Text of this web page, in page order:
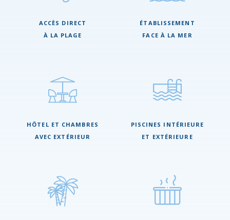
ACCÈS DIRECT
À LA PLAGE
ÉTABLISSEMENT
FACE À LA MER
HÔTEL ET CHAMBRES
AVEC EXTÉRIEUR
PISCINES INTÉRIEURE
ET EXTÉRIEURE